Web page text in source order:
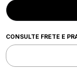
CONSULTE FRETE E